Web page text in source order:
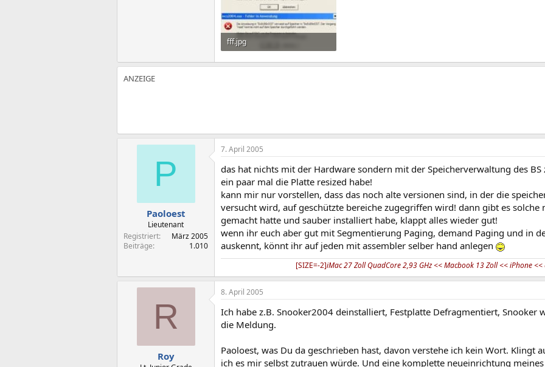
fff.jpg
81,4 KB · Aufrufe: 248
P
Paoloest
Lieutenant
Registriert
März 2005
Beiträge
1.010
7. April 2005
das hat nichts mit der Hardware sondern mit der Speicherverwaltung des
ein paar mal die Platte resized habe!
kann mir nur vorstellen, dass das noch alte versionen sind, in der die
versucht wird, auf geschützte bereiche zugegriffen wird! dann gibt es solche
gemacht hatte und sauber installiert habe, klappt alles wieder gut!
wenn ihr euch aber gut mit Segmentierung Paging, demand Paging und in
auskennt, könnt ihr auf jeden mit assembler selber hand anlegen
[SIZE=-2]iMac 27 Zoll QuadCore 2,93 GHz << Macbook 13 Zoll << iPhone
R
Roy
8. April 2005
Ich habe z.B. Snooker2004 deinstalliert, Festplatte Defragmentiert,
die Meldung.
Paoloest, was Du da geschrieben hast, davon verstehe ich kein Wort. Klingt
ich es mir selbst zutrauen würde. Und eine komplette neueinrichtung